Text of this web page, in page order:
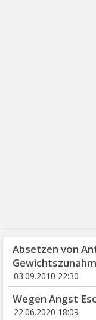
Absetzen von
03.09.2010 22:30
Wegen Angst
22.06.2020 18:09